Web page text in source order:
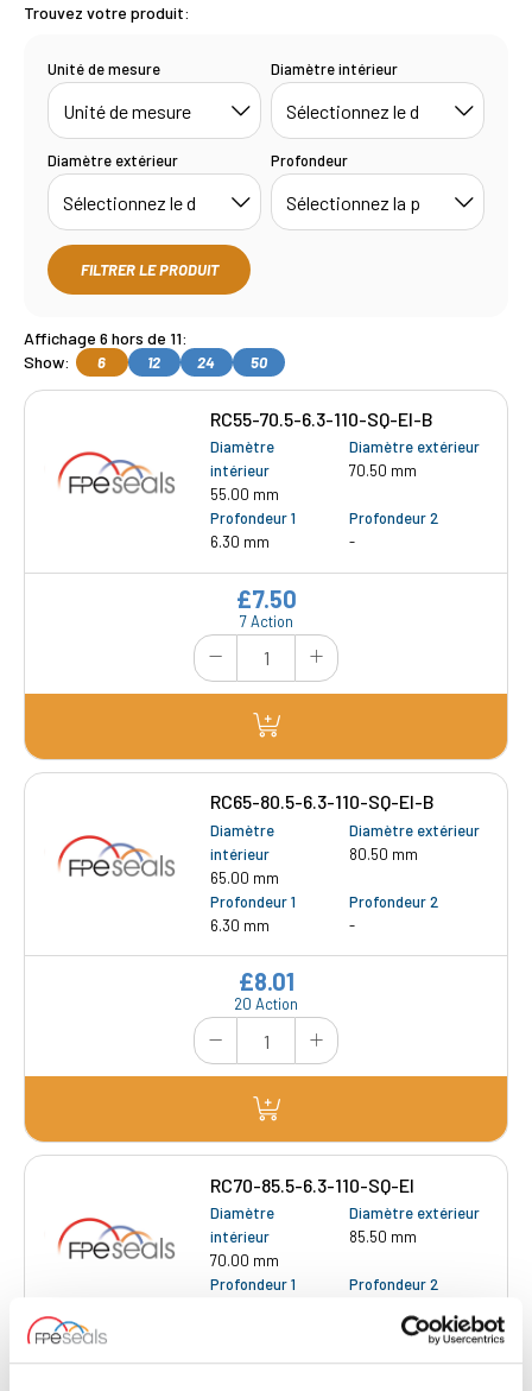
Trouvez votre produit:
Unité de mesure Diamètre intérieur
Diamètre extérieur Profondeur
FILTRER LE PRODUIT
Affichage 6 hors de 11:
Show:
6 12 24 50
RC55-70.5-6.3-110-SQ-EI-B
Diamètre
intérieur
55.00 mm
Diamètre extérieur
70.50 mm
Profondeur 1
6.30 mm
Profondeur 2
-
7 Action
£7.50
RC65-80.5-6.3-110-SQ-EI-B
Diamètre
intérieur
65.00 mm
Diamètre extérieur
80.50 mm
Profondeur 1
6.30 mm
Profondeur 2
-
20 Action
£8.01
RC70-85.5-6.3-110-SQ-EI
Diamètre
intérieur
70.00 mm
Diamètre extérieur
85.50 mm
Profondeur 1
Profondeur 2
£8.71